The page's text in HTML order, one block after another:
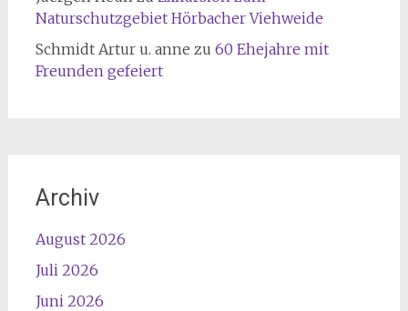
Naturschutzgebiet Hörbacher Viehweide
Schmidt Artur u. anne zu 60 Ehejahre mit
Freunden gefeiert
Archiv
August 2026
Juli 2026
Juni 2026